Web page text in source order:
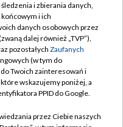
TVP
i zbierania danych,
i ich
danych osobowych przez
dalej również „TVP”),
pozostałych Zaufanych
(w tym do
Twoich zainteresowań i
wskazujemy poniżej, a
PPID do Google.
przez Ciebie naszych